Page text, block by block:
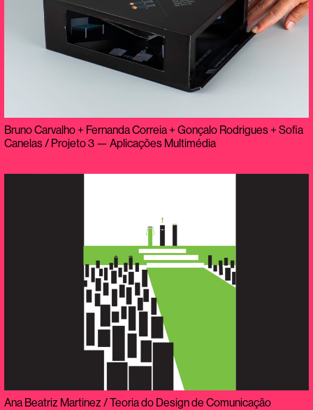
Bruno Carvalho + Fernanda Correia + Gonçalo Rodrigues + Sofia
Canelas / Projeto 3 — Aplicações Multimédia
Ana Beatriz Martinez / Teoria do Design de Comunicação